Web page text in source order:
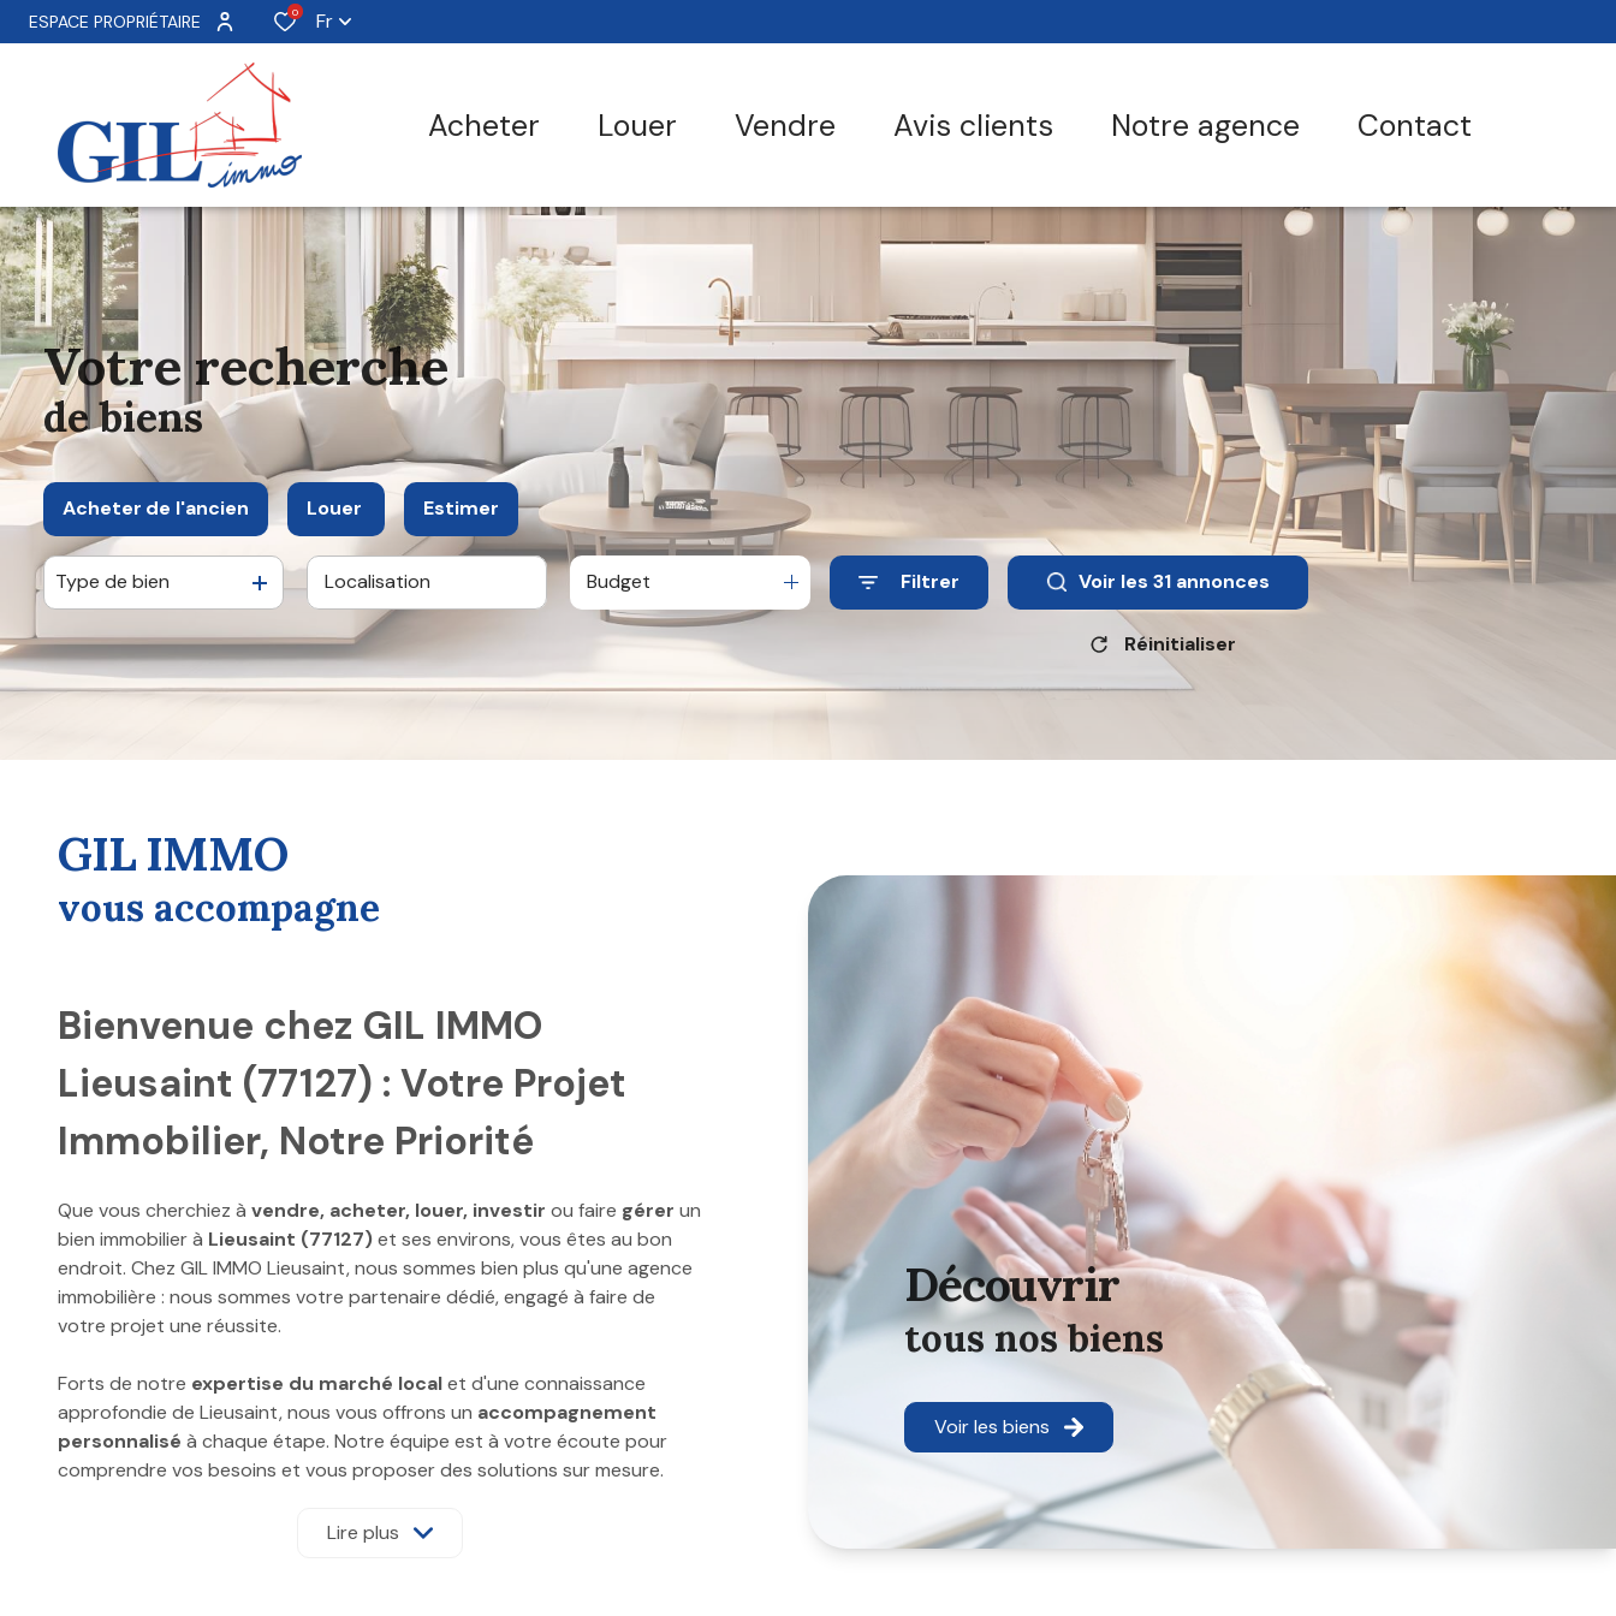
ESPACE PROPRIÉTAIRE 0 Fr
acheter louer vendre avis clients notre agence contact
votre recherche
de biens
Acheter de l'ancien
De l'ancien
Louer
à l'année
Estimer
Type de bien Budget Filtrer Voir les 31annonces
Réinitialiser
découvrir
tous nos biens
Voir les biens
GIL IMMO
vous accompagne
Bienvenue chez GIL IMMO
Lieusaint (77127) : Votre Projet
Immobilier, Notre Priorité
Que vous cherchiez à vendre, acheter, louer, investir ou faire gérer un
bien immobilier à Lieusaint (77127)et ses environs, vous êtes au bon
endroit. Chez GIL IMMO Lieusaint, nous sommes bien plus qu'une agence
immobilière : nous sommes votre partenaire dédié, engagé à faire de
votre projet une réussite.
Forts de notre expertise du marché localet d'une connaissance
approfondie de Lieusaint, nous vous offrons un accompagnement
personnalisé à chaque étape. Notre équipe est à votre écoute pour
comprendre vos besoins et vous proposer des solutions sur mesure.
Lire plus